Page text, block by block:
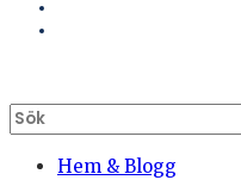
Hem & Blogg